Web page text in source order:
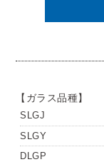
【ガラス品種】
SLGJ
SLGY
DLGP